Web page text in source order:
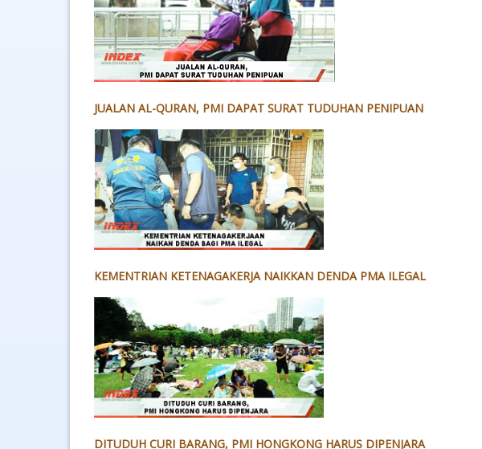
JUALAN AL-QURAN, PMI DAPAT SURAT TUDUHAN PENIPUAN
KEMENTRIAN KETENAGAKERJA NAIKKAN DENDA PMA ILEGAL
DITUDUH CURI BARANG, PMI HONGKONG HARUS DIPENJARA